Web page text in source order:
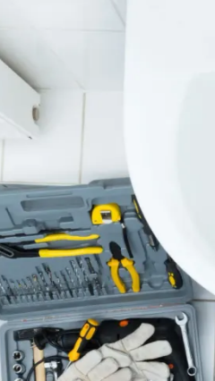
jaar
snel